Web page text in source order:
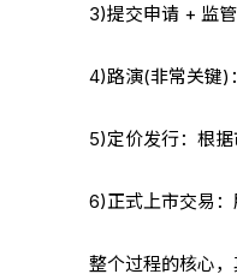
3)提交申请 + 监
4)路演(非常关键)
5)定价发行：根
6)正式上市交易
整个过程的核心